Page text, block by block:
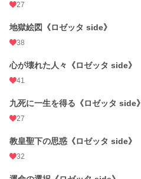
27
地獄絵図《ロゼッタ side》
38
心が壊れた人々《ロゼッタ side》
41
九死に一生を得る《ロゼッタ side》
27
教皇聖下の思惑《ロゼッタ side》
32